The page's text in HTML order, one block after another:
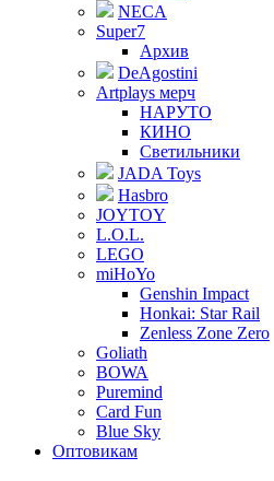
NECA
Super7
Архив
DeAgostini
Artplays мерч
НАРУТО
КИНО
Светильники
JADA Toys
Hasbro
JOYTOY
L.O.L.
LEGO
miHoYo
Genshin Impact
Honkai: Star Rail
Zenless Zone Zero
Goliath
BOWA
Puremind
Card Fun
Blue Sky
Оптовикам